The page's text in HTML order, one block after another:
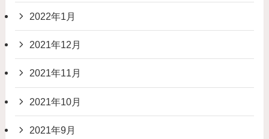
2022年1月
2021年12月
2021年11月
2021年10月
2021年9月